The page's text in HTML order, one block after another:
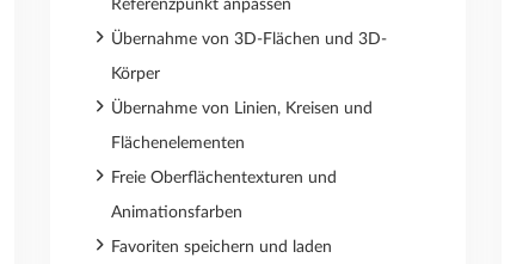
Referenzpunkt anpassen
Übernahme von 3D-Flächen und 3D-
Körper
Übernahme von Linien, Kreisen und
Flächenelementen
Freie Oberflächentexturen und
Animationsfarben
Favoriten speichern und laden